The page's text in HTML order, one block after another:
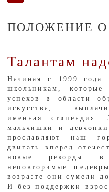
ПОЛОЖЕНИЕ
Талантам
Начиная с 1999 года
школьникам, которые
успехов в области
искусства,
именная стипендия.
мальчишки и
прославляют наш
двигать вперед
новые рекорды в
неповторимые
возрасте они сумели
И без поддержки